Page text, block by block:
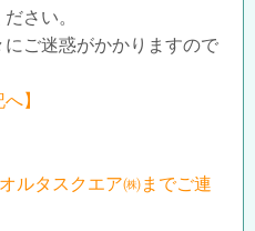
さい。
ご迷惑がかかりますので
】
ルタスクエア㈱までご連